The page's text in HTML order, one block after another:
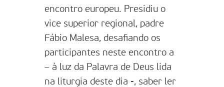
encontro europeu. Presidiu o
vice superior regional, padre
Fábio Malesa, desafiando os
participantes neste encontro a
– à luz da Palavra de Deus lida
na liturgia deste dia -, saber ler